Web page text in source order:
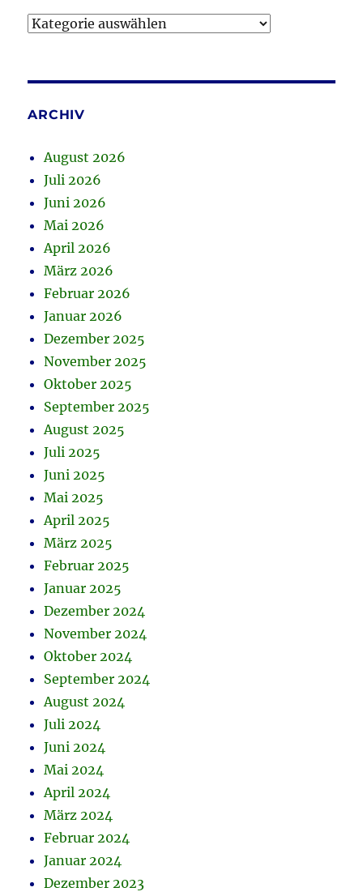
Kategorien
ARCHIV
August 2026
Juli 2026
Juni 2026
Mai 2026
April 2026
März 2026
Februar 2026
Januar 2026
Dezember 2025
November 2025
Oktober 2025
September 2025
August 2025
Juli 2025
Juni 2025
Mai 2025
April 2025
März 2025
Februar 2025
Januar 2025
Dezember 2024
November 2024
Oktober 2024
September 2024
August 2024
Juli 2024
Juni 2024
Mai 2024
April 2024
März 2024
Februar 2024
Januar 2024
Dezember 2023